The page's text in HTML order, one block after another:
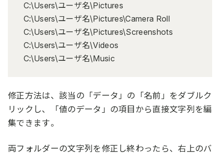
C:\Users\ユーザ名\Pictures
C:\Users\ユーザ名\Pictures\Camera Roll
C:\Users\ユーザ名\Pictures\Screenshots
C:\Users\ユーザ名\Videos
C:\Users\ユーザ名\Music
修正方法は、該当の「データ」の「名前」をダブルク
リックし、「値のデータ」の項目から直接文字列を編
集できます。
両フォルダーの文字列を修正し終わったら、右上のバ